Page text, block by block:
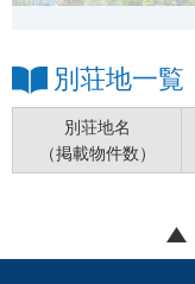
別荘地一覧
別荘地名
（掲載物件数）